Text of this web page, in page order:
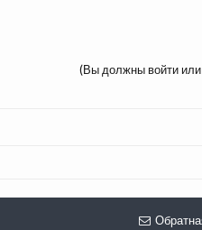
(Вы должны войти или